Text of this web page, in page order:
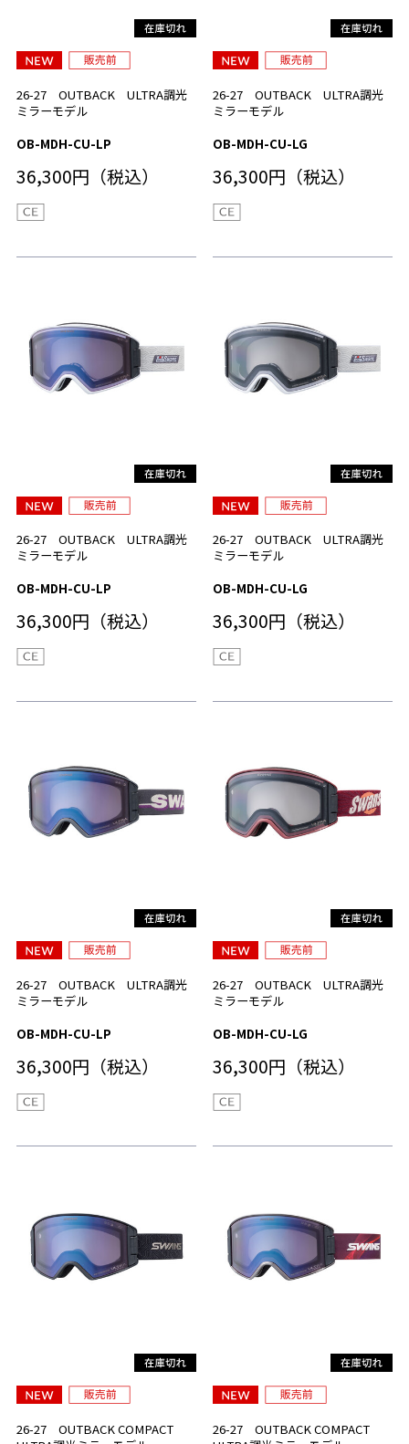
26-27 OUTBACK ULTRA調光
ミラーモデル
OB-MDH-CU-LP
36,300円（税込）
26-27 OUTBACK ULTRA調光
ミラーモデル
OB-MDH-CU-LG
36,300円（税込）
26-27 OUTBACK ULTRA調光
ミラーモデル
OB-MDH-CU-LP
36,300円（税込）
26-27 OUTBACK ULTRA調光
ミラーモデル
OB-MDH-CU-LG
36,300円（税込）
26-27 OUTBACK ULTRA調光
ミラーモデル
OB-MDH-CU-LP
36,300円（税込）
26-27 OUTBACK ULTRA調光
ミラーモデル
OB-MDH-CU-LG
36,300円（税込）
26-27 OUTBACK COMPACT
26-27 OUTBACK COMPACT